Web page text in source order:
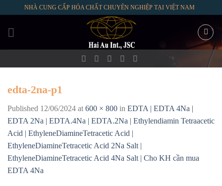
content
NHÀ CUNG CẤP HÓA CHẤT CHUYÊN NGHIỆP TẠI VIỆT NAM
edta-2na-p1
Published 12/06/2024 at 600 × 800 in EDTA | EDTA 4Na |
EDTA 2Na | EDTA.4Na | EDTA.2Na | Ethylendiamin Tetraacetic
Acid | EthyleneDiamineTetracetic Acid |
EthyleneDiamineTetracetic Acid 2Na Salt |
EthyleneDiamineTetracetic Acid 4Na Salt | Cho KH cần mua
EDTA 4Na